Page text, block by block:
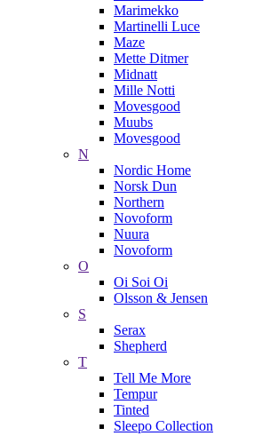
Marimekko
Martinelli Luce
Maze
Mette Ditmer
Midnatt
Mille Notti
Movesgood
Muubs
Movesgood
N
Nordic Home
Norsk Dun
Northern
Novoform
Nuura
Novoform
O
Oi Soi Oi
Olsson & Jensen
S
Serax
Shepherd
T
Tell Me More
Tempur
Tinted
Sleepo Collection